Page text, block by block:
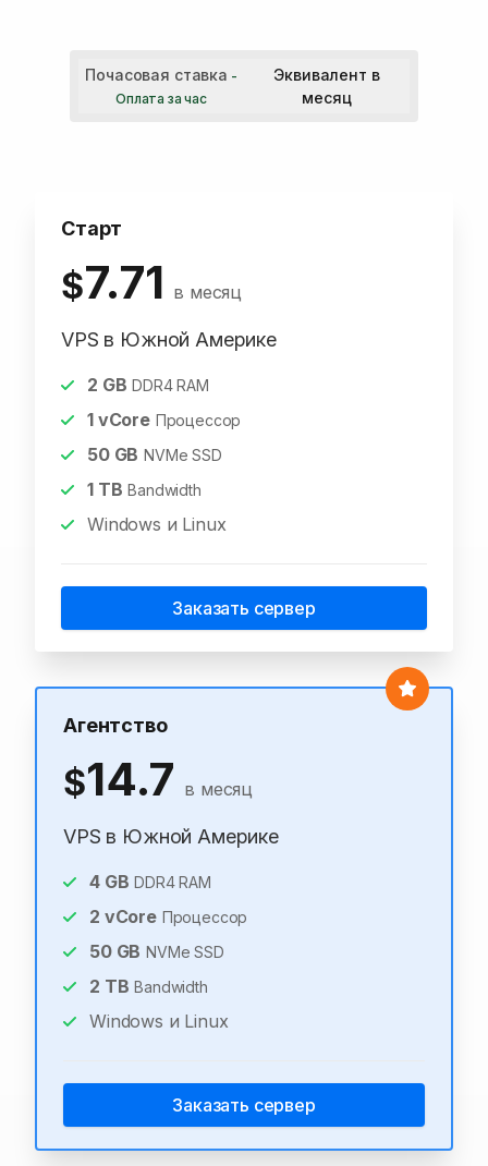
Почасовая ставка -
Оплата за час
Эквивалент в
месяц
Старт
$7.71 в месяц
VPS в Южной Америке
2 GB DDR4 RAM
1vCore Процессор
50GB NVMe SSD
1TB Bandwidth
Windows и Linux
Заказать сервер
Агентство
$14.7 в месяц
VPS в Южной Америке
4GB DDR4 RAM
2 vCore Процессор
50GB NVMe SSD
2 TB Bandwidth
Windows и Linux
Заказать сервер